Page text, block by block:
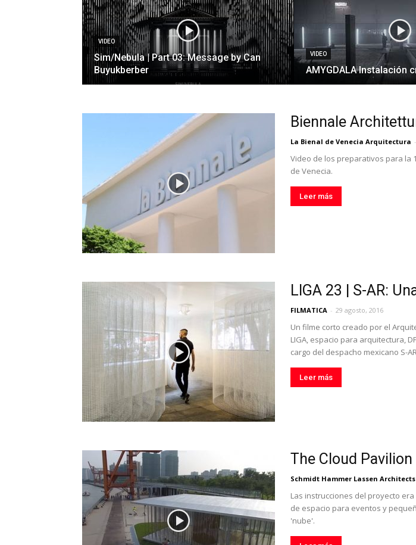
VIDEO
Sim/Nebula | Part 03: Message by Can
Buyukberber
VIDEO
AMYGDALA Instalación
Biennale
La Bienal de Venecia Arquitectura -
Video de los preparativos para la
de Venecia.
Leer más
LIGA 23 | S-AR:
FILMATICA - 29 agosto, 2016
Un filme corto creado por el
LIGA, espacio para arquitectura,
cargo del despacho mexicano S-
Leer más
The Cloud
Schmidt Hammer Lassen Architects
Las instrucciones del proyecto
de espacio para eventos y
'nube'.